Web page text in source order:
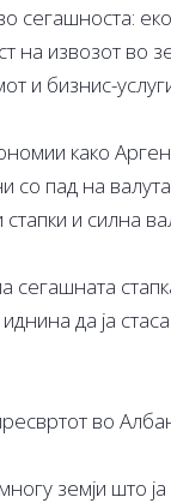
сегашноста:
на извозот во
и бизнис-
како
со пад на
и силна
сегашната
да ја
во
земји што